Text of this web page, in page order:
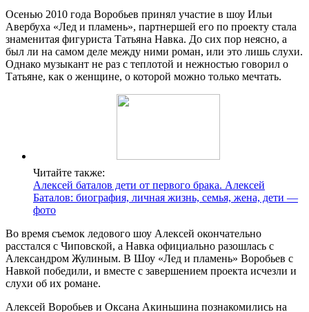
Осенью 2010 года Воробьев принял участие в шоу Ильи
Авербуха «Лед и пламень», партнершей его по проекту стала
знаменитая фигуриста Татьяна Навка. До сих пор неясно, а
был ли на самом деле между ними роман, или это лишь слухи.
Однако музыкант не раз с теплотой и нежностью говорил о
Татьяне, как о женщине, о которой можно только мечтать.
Читайте также:
Алексей баталов дети от первого брака. Алексей
Баталов: биография, личная жизнь, семья, жена, дети —
фото
Во время съемок ледового шоу Алексей окончательно
расстался с Чиповской, а Навка официально разошлась с
Александром Жулиным. В Шоу «Лед и пламень» Воробьев с
Навкой победили, и вместе с завершением проекта исчезли и
слухи об их романе.
Алексей Воробьев и Оксана Акиньшина познакомились на